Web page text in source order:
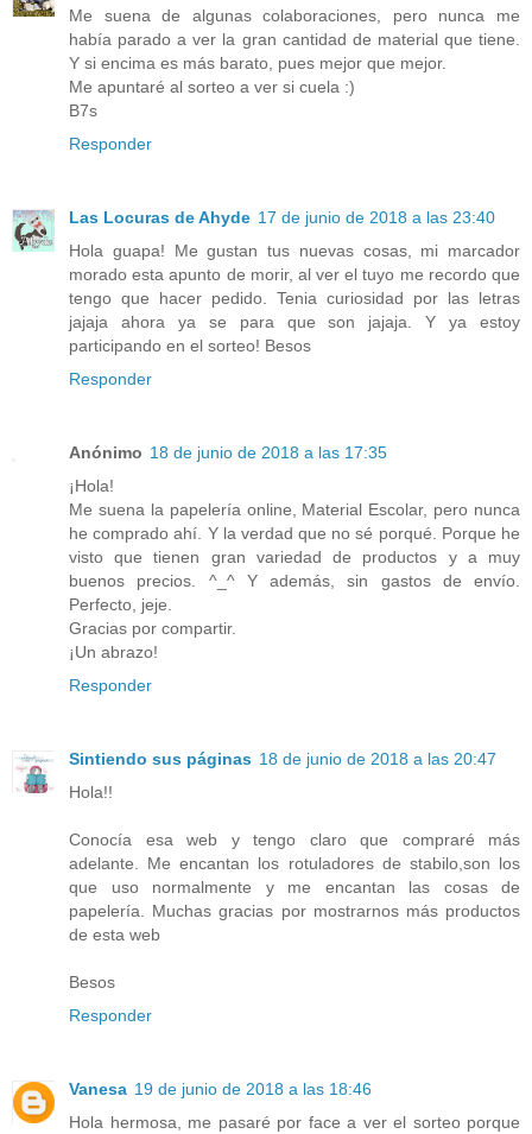
Me suena de algunas colaboraciones, pero nunca me
había parado a ver la gran cantidad de material que tiene.
Y si encima es más barato, pues mejor que mejor.
Me apuntaré al sorteo a ver si cuela :)
B7s
Responder
Las Locuras de Ahyde 17 de junio de 2018 a las 23:40
Hola guapa! Me gustan tus nuevas cosas, mi marcador
morado esta apunto de morir, al ver el tuyo me recordo que
tengo que hacer pedido. Tenia curiosidad por las letras
jajaja ahora ya se para que son jajaja. Y ya estoy
participando en el sorteo! Besos
Responder
Anónimo 18 de junio de 2018 a las 17:35
¡Hola!
Me suena la papelería online, Material Escolar, pero nunca
he comprado ahí. Y la verdad que no sé porqué. Porque he
visto que tienen gran variedad de productos y a muy
buenos precios. ^_^ Y además, sin gastos de envío.
Perfecto, jeje.
Gracias por compartir.
¡Un abrazo!
Responder
Sintiendo sus páginas 18 de junio de 2018 a las 20:47
Hola!!
Conocía esa web y tengo claro que compraré más
adelante. Me encantan los rotuladores de stabilo,son los
que uso normalmente y me encantan las cosas de
papelería. Muchas gracias por mostrarnos más productos
de esta web
Besos
Responder
Vanesa 19 de junio de 2018 a las 18:46
Hola hermosa, me pasaré por face a ver el sorteo porque